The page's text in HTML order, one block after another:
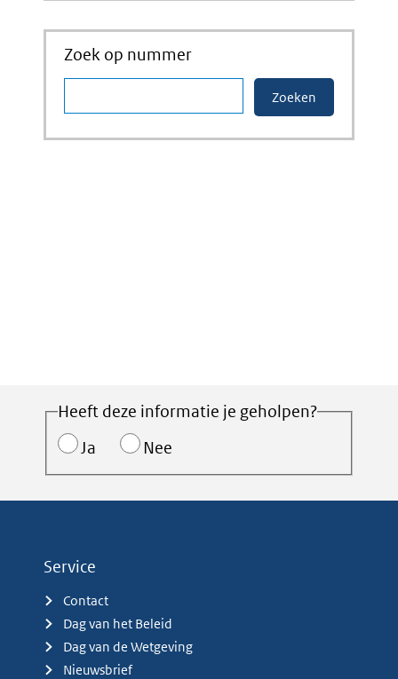
Zoek op nummer
Heeft deze informatie je geholpen?
Ja
Nee
Service
Contact
Dag van het Beleid
Dag van de Wetgeving
Nieuwsbrief